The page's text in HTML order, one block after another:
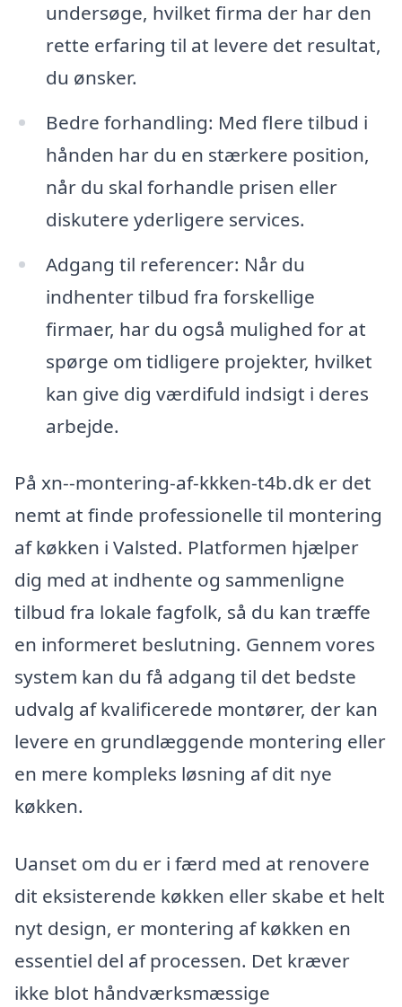
undersøge, hvilket firma der har den
rette erfaring til at levere det resultat,
du ønsker.
Bedre forhandling: Med flere tilbud i
hånden har du en stærkere position,
når du skal forhandle prisen eller
diskutere yderligere services.
Adgang til referencer: Når du
indhenter tilbud fra forskellige
firmaer, har du også mulighed for at
spørge om tidligere projekter, hvilket
kan give dig værdifuld indsigt i deres
arbejde.
På xn--montering-af-kkken-t4b.dk er det
nemt at finde professionelle til montering
af køkken i Valsted. Platformen hjælper
dig med at indhente og sammenligne
tilbud fra lokale fagfolk, så du kan træffe
en informeret beslutning. Gennem vores
system kan du få adgang til det bedste
udvalg af kvalificerede montører, der kan
levere en grundlæggende montering eller
en mere kompleks løsning af dit nye
køkken.
Uanset om du er i færd med at renovere
dit eksisterende køkken eller skabe et helt
nyt design, er montering af køkken en
essentiel del af processen. Det kræver
ikke blot håndværksmæssige